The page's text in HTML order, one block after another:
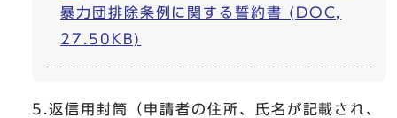
暴力団排除条例に関する誓約書 (DOC,
27.50KB)
5.返信用封筒（申請者の住所、氏名が記載され、